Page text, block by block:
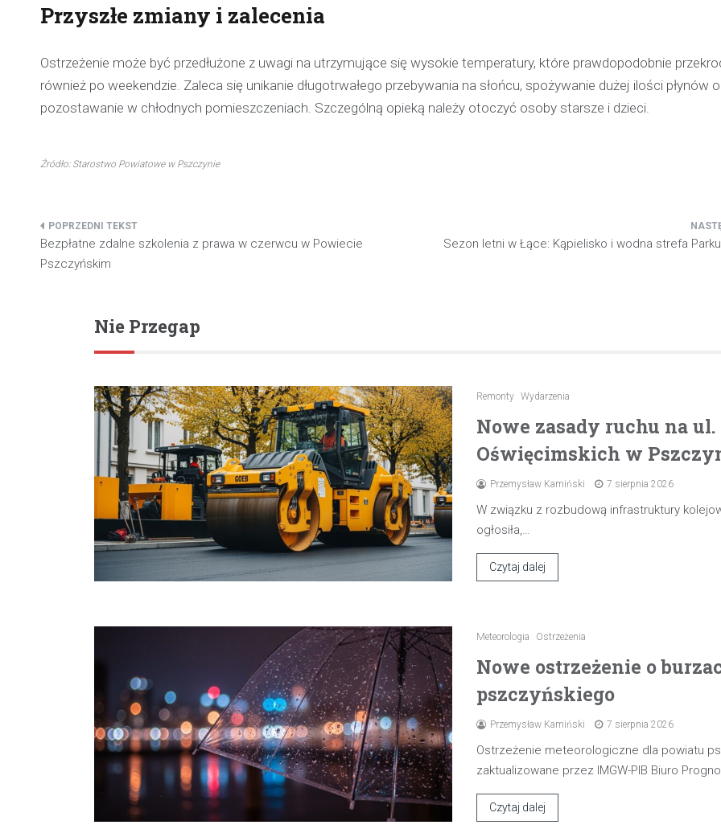
Przyszłe zmiany i zalecenia
Ostrzeżenie może być przedłużone z uwagi na utrzymujące się wysokie temperatury, które prawdopodobnie
również po weekendzie. Zaleca się unikanie długotrwałego przebywania na słońcu, spożywanie dużej ilości płynów
pozostawanie w chłodnych pomieszczeniach. Szczególną opieką należy otoczyć osoby starsze i dzieci.
Źródło: Starostwo Powiatowe w Pszczynie
Nawigacja
wpisu
Bezpłatne zdalne szkolenia z prawa w czerwcu w Powiecie
Pszczyńskim
Sezon letni w Łące: Kąpielisko i wodna strefa
Nie Przegap
Remonty Wydarzenia
Nowe zasady ruchu na
Oświęcimskich w
Przemysław Kamiński 7 sierpnia 2026
W związku z rozbudową infrastruktury
ogłosiła,…
Czytaj dalej
Meteorologia Ostrzeżenia
Nowe ostrzeżenie o
pszczyńskiego
Przemysław Kamiński 7 sierpnia 2026
Ostrzeżenie meteorologiczne dla powiatu
zaktualizowane przez IMGW-PIB Biuro
Czytaj dalej